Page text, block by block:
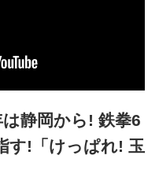
は静岡から! 鉄拳6
す!「けっぱれ! 玉